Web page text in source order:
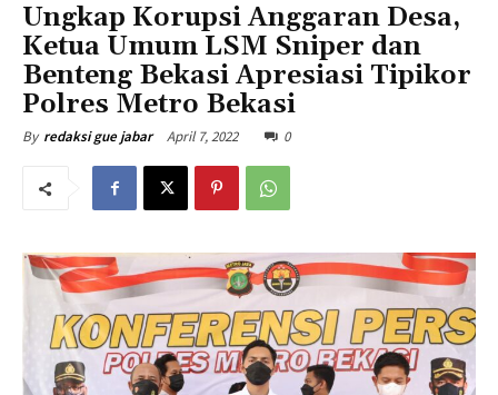
Ungkap Korupsi Anggaran Desa,
Ketua Umum LSM Sniper dan
Benteng Bekasi Apresiasi Tipikor
Polres Metro Bekasi
By redaksi gue jabar April 7, 2022 0